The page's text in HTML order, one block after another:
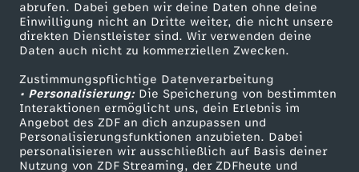
abrufen. Dabei geben wir deine Daten ohne deine
Einwilligung nicht an Dritte weiter, die nicht unsere
direkten Dienstleister sind. Wir verwenden deine
Daten auch nicht zu kommerziellen Zwecken.
Zustimmungspflichtige Datenverarbeitung
• Personalisierung:Die Speicherung von bestimmten
Interaktionen ermöglicht uns, dein Erlebnis im
Angebot des ZDF an dich anzupassen und
Personalisierungsfunktionen anzubieten. Dabei
personalisieren wir ausschließlich auf Basis deiner
Nutzung von ZDF Streaming, der ZDFheute und
a
d
k
l
ZDF-Apps
Smart TV
ZDFtext
Livestreams
Sendungen A-Z
TV-Programm
ZDFmitreden
Kontakt zum ZDF
Tickets
Zuschauerservice
Hilfe